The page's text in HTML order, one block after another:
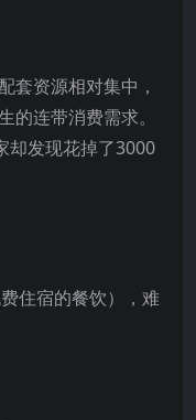
套资源相对集中，
的连带消费需求。
却发现花掉了3000
住宿的餐饮），难